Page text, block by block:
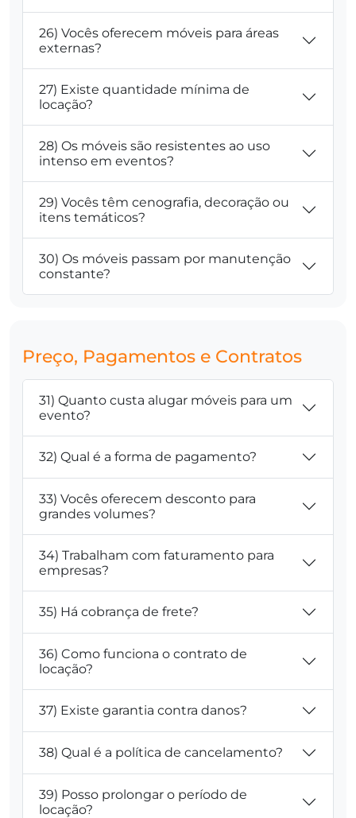
26) Vocês oferecem móveis para áreas
externas?
27) Existe quantidade mínima de
locação?
28) Os móveis são resistentes ao uso
intenso em eventos?
29) Vocês têm cenografia, decoração ou
itens temáticos?
30) Os móveis passam por manutenção
constante?
Preço, Pagamentos e Contratos
31) Quanto custa alugar móveis para um
evento?
32) Qual é a forma de pagamento?
33) Vocês oferecem desconto para
grandes volumes?
34) Trabalham com faturamento para
empresas?
35) Há cobrança de frete?
36) Como funciona o contrato de
locação?
37) Existe garantia contra danos?
38) Qual é a política de cancelamento?
39) Posso prolongar o período de
locação?